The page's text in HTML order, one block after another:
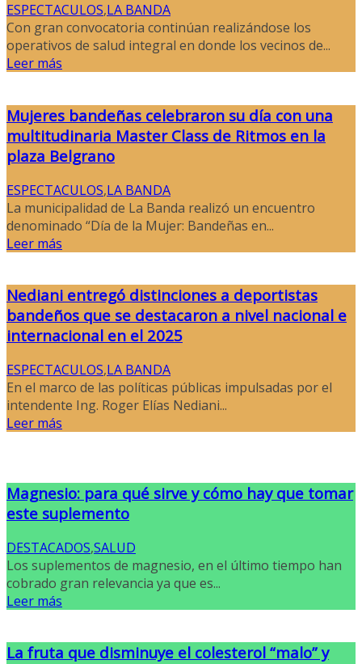
ESPECTACULOS,LA BANDA
Con gran convocatoria continúan realizándose los
operativos de salud integral en donde los vecinos de...
Leer más
Mujeres bandeñas celebraron su día con una
multitudinaria Master Class de Ritmos en la
plaza Belgrano
ESPECTACULOS,LA BANDA
La municipalidad de La Banda realizó un encuentro
denominado “Día de la Mujer: Bandeñas en...
Leer más
Nediani entregó distinciones a deportistas
bandeños que se destacaron a nivel nacional e
internacional en el 2025
ESPECTACULOS,LA BANDA
En el marco de las políticas públicas impulsadas por el
intendente Ing. Roger Elías Nediani...
Leer más
Magnesio: para qué sirve y cómo hay que tomar
este suplemento
DESTACADOS,SALUD
Los suplementos de magnesio, en el último tiempo han
cobrado gran relevancia ya que es...
Leer más
La fruta que disminuye el colesterol “malo” y